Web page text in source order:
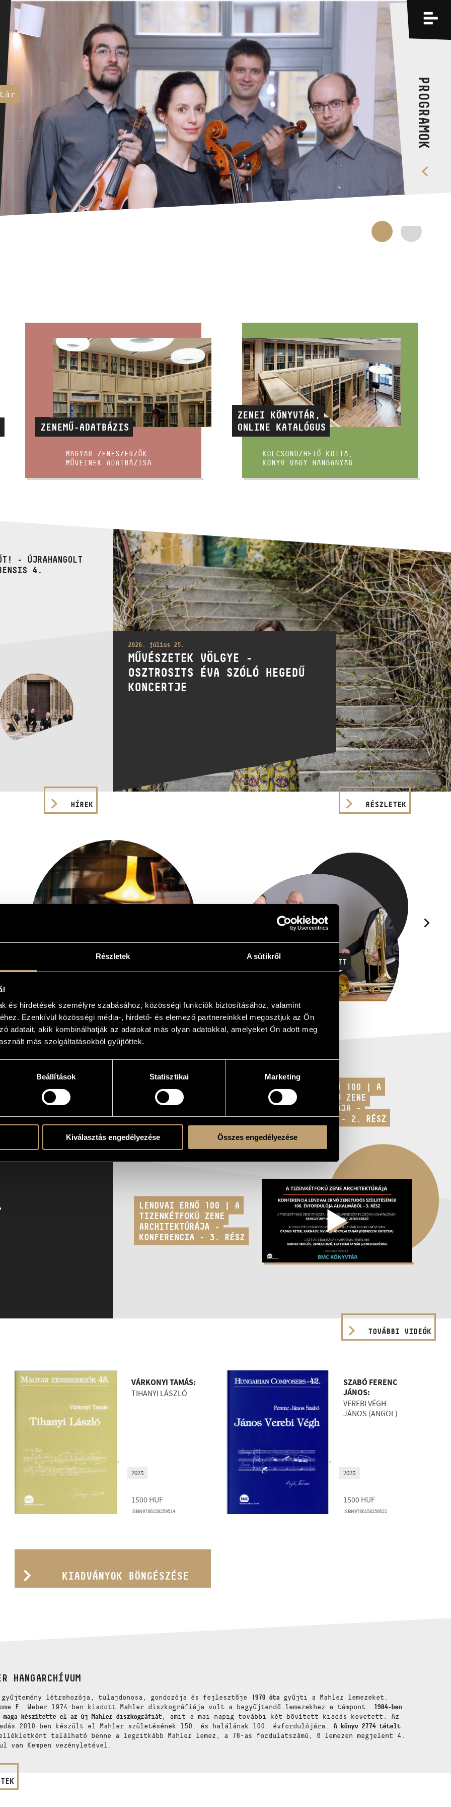
Részletek A sütikről
és hirdetések személyre szabásához, közösségi funkciók biztosításához, valamint
Ezenkívül közösségi média-, hirdető- és elemező partnereinkkel megosztjuk az Ön
adatait, akik kombinálhatják az adatokat más olyan adatokkal, amelyeket Ön adott meg
más szolgáltatásokból gyűjtöttek.
Beállítások Statisztikai Marketing
Kiválasztás engedélyezése Összes engedélyezése
PROGRAMOK
HÍREK PROGRAMOK
VERSENYEK KÉPZÉSEK
KIADVÁNYOK RÓLUNK
KAPCSOLAT VIDEÓ GALÉRIA
CÍM
EMAIL
infokozpont@bmc.hu
NYITVA TARTÁS
ZENEMŰ-ADATBÁZIS
MAGYAR ZENESZERZŐK
MŰVEINEK ADATBÁZISA
ZENEI KÖNYVTÁR,
ONLINE KATALÓGUS
KÖLCSÖNÖZHETŐ KOTTA,
KÖNYV VAGY HANGANYAG
- ÚJRAHANGOLT
4.
HÍREK
2026. július 25.
MŰVÉSZETEK VÖLGYE -
OSZTROSITS ÉVA SZÓLÓ HEGEDŰ
KONCERTJE
RÉSZLETEK
ÚJ SANZONOK 2003 - LEMEZBEMUTATÓ
2026-09-25
CORPUS HARSONA KVARTETT
2026-10-02
LENDVAI ERNŐ 100 | A
TIZENKÉTFOKÚ ZENE
ARCHITEKTÚRÁJA -
KONFERENCIA - 2. RÉSZ
LENDVAI ERNŐ 100 | A
TIZENKÉTFOKÚ ZENE
ARCHITEKTÚRÁJA -
KONFERENCIA - 3. RÉSZ
TOVÁBBI VIDEÓK
VÁRKONYI TAMÁS:
TIHANYI LÁSZLÓ
1500HUF
ISBN9786158259514
2025
SZABÓ FERENC
JÁNOS:
VEREBI VÉGH
JÁNOS (ANGOL)
1500HUF
ISBN9786158259521
2025
KIADVÁNYOK BÖNGÉSZÉSE
HANGARCHÍVUM
létrehozója, tulajdonosa, gondozója és fejlesztője 1970 ótagyűjti a Mahler lemezeket.
F. Weber 1974-ben kiadott Mahler diszkográfiája volt a begyűjtendő lemezekhez a támpont.
1984-ben
maga készítette el az új Mahler diszkográfiát, amit a mai napig további két bővített kiadás követett. Az
2010-ben készült el Mahler születésének 150. és halálának 100. évfordulójára. A könyv 2774 tételt
található benne a legritkább Mahler lemez, a 78-as fordulatszámú, 6 lemezen megjelent 4.
van Kempen vezényletével.